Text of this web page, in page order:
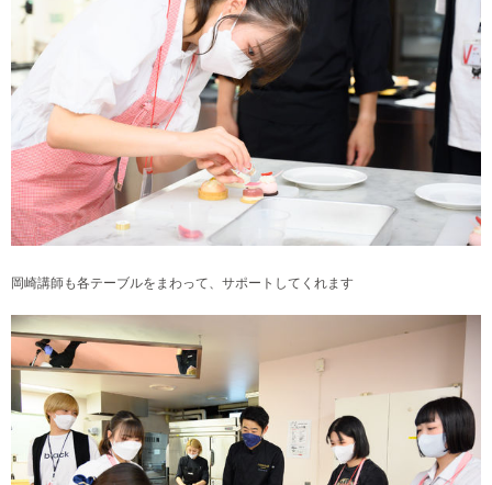
岡崎講師も各テーブルをまわって、サポートしてくれます